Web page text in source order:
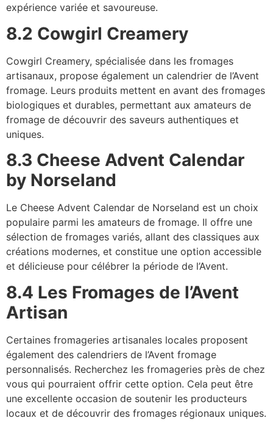
expérience variée et savoureuse.
8.2 Cowgirl Creamery
Cowgirl Creamery, spécialisée dans les fromages
artisanaux, propose également un calendrier de l’Avent
fromage. Leurs produits mettent en avant des fromages
biologiques et durables, permettant aux amateurs de
fromage de découvrir des saveurs authentiques et
uniques.
8.3 Cheese Advent Calendar
by Norseland
Le Cheese Advent Calendar de Norseland est un choix
populaire parmi les amateurs de fromage. Il offre une
sélection de fromages variés, allant des classiques aux
créations modernes, et constitue une option accessible
et délicieuse pour célébrer la période de l’Avent.
8.4 Les Fromages de l’Avent
Artisan
Certaines fromageries artisanales locales proposent
également des calendriers de l’Avent fromage
personnalisés. Recherchez les fromageries près de chez
vous qui pourraient offrir cette option. Cela peut être
une excellente occasion de soutenir les producteurs
locaux et de découvrir des fromages régionaux uniques.